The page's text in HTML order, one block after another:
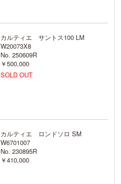
カルティエ サントス100 LM
W20073X8
No. 250609R
￥500,000
SOLD OUT
カルティエ ロンドソロ SM
W6701007
No. 230895R
￥410,000